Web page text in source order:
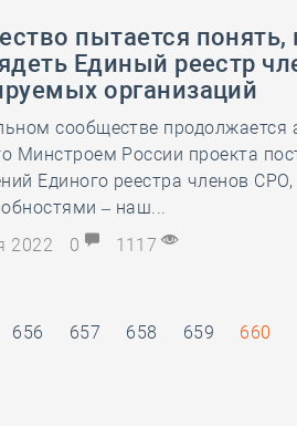
пытается понять,
Единый реестр
организаций
сообществе продолжается
Минстроем России проекта
Единого реестра членов
– наш...
2022
0 1117
656 657 658 659 660